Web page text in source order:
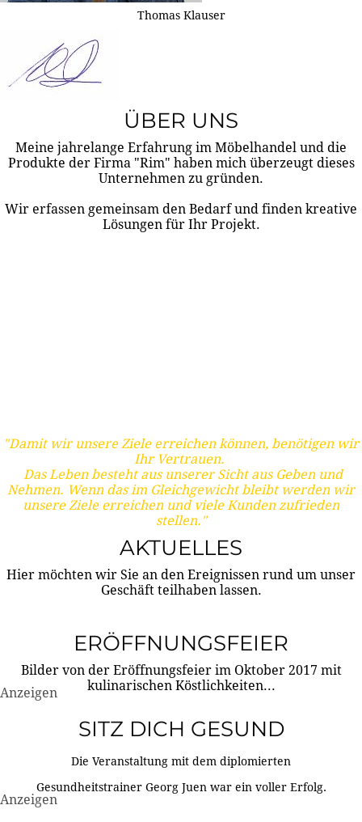
Thomas Klauser
ÜBER UNS
Meine jahrelange Erfahrung im Möbelhandel und die
Produkte der Firma "Rim" haben mich überzeugt dieses
Unternehmen zu gründen.
Wir erfassen gemeinsam den Bedarf und finden kreative
Lösungen für Ihr Projekt.
"Damit wir unsere Ziele erreichen können, benötigen wir
Ihr Vertrauen.
Das Leben besteht aus unserer Sicht aus Geben und
Nehmen. Wenn das im Gleichgewicht bleibt werden wir
unsere Ziele erreichen und viele Kunden zufrieden
stellen."
AKTUELLES
Hier möchten wir Sie an den Ereignissen rund um unser
Geschäft teilhaben lassen.
ERÖFFNUNGSFEIER
Bilder von der Eröffnungsfeier im Oktober 2017 mit
kulinarischen Köstlichkeiten...
Anzeigen
SITZ DICH GESUND
Die Veranstaltung mit dem diplomierten
Gesundheitstrainer Georg Juen war ein voller Erfolg.
Anzeigen